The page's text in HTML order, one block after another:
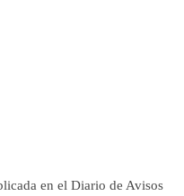
en el Diario de Avisos